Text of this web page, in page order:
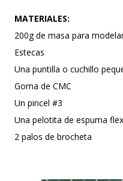
MATERIALES:
200g de masa para
Estecas
Una puntilla o cuchillo
Goma de CMC
Un pincel #3
Una pelotita de espuma
2 palos de brocheta